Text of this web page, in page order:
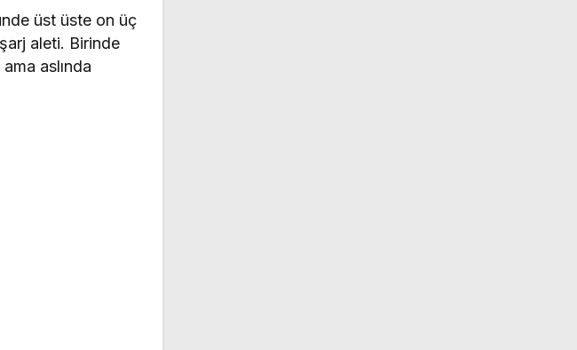
üst üste on üç
aleti. Birinde
aslında